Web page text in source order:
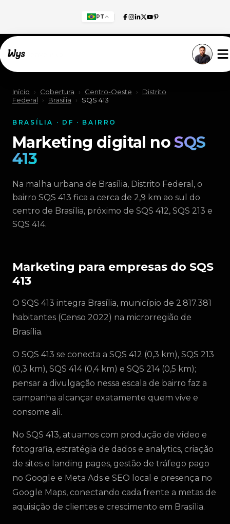
PT
Início › Cobertura › Centro-Oeste ›
Distrito
Federal
› Brasília › SQS 413
BRASÍLIA · DF · BAIRRO
Marketing digital noSQS
413
Na malha urbana de Brasília, Distrito Federal, o
bairro SQS 413 fica a cerca de 2,9 km ao sul do
centro de Brasília, próximo de SQS 412, SQS 213 e
SQS 414.
Marketing para empresas do SQS
413
O SQS 413 integra Brasília, município de 2.817.381
habitantes (Censo 2022) na microrregião de
Brasília.
O SQS 413 se conecta a SQS 412 (0,3 km), SQS 213
(0,3 km), SQS 414 (0,4 km) e SQS 214 (0,5 km);
pensar a divulgação nessa escala de bairro faz a
campanha alcançar exatamente quem vive e
consome ali.
No SQS 413, atuamos com produção de vídeo e
fotografia, estratégia de dados e analytics, criação
de sites e landing pages, gestão de tráfego pago
no Google e Meta Ads e SEO local e presença no
Google Maps, conectando cada frente a metas de
aquisição de clientes e crescimento em Brasília.